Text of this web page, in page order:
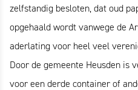
zelfstandig besloten, dat oud
opgehaald wordt vanwege de
aderlating voor heel veel
Door de gemeente Heusden is
voor een derde container of